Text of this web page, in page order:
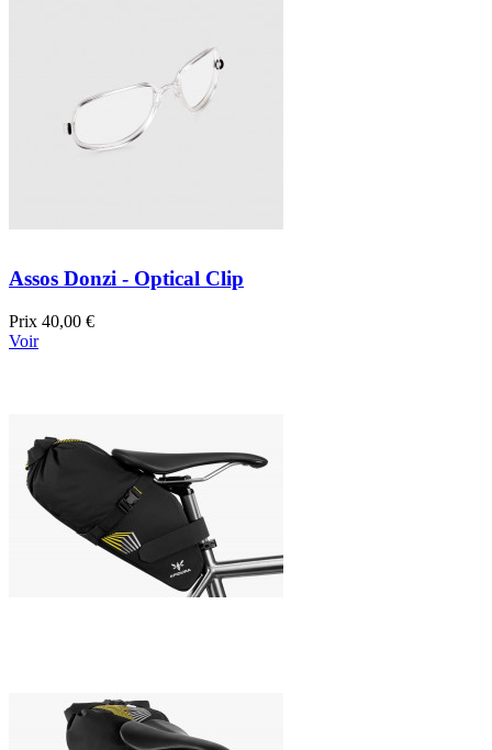
Assos Donzi - Optical Clip
Prix 40,00 €
Voir